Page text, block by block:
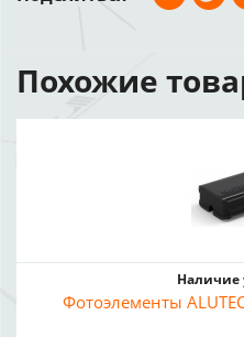
Похожие
Наличие
Фотоэлементы